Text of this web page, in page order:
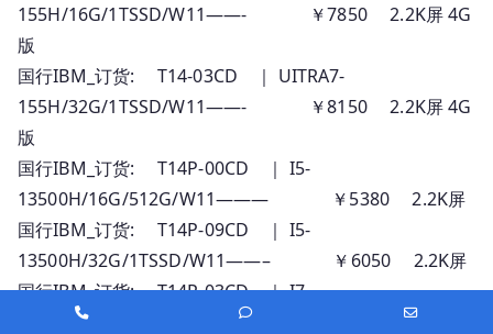
155H/16G/1TSSD/W11——- ￥7850 2.2K屏 4G
版
国行IBM_订货: T14-03CD ｜ UITRA7-
155H/32G/1TSSD/W11——- ￥8150 2.2K屏 4G
版
国行IBM_订货: T14P-00CD ｜ I5-
13500H/16G/512G/W11——— ￥5380 2.2K屏
国行IBM_订货: T14P-09CD ｜ I5-
13500H/32G/1TSSD/W11——– ￥6050 2.2K屏
国行IBM_订货: T14P-03CD ｜ I7-
13700H/16G/512G/RTX3050/W11- ￥7530